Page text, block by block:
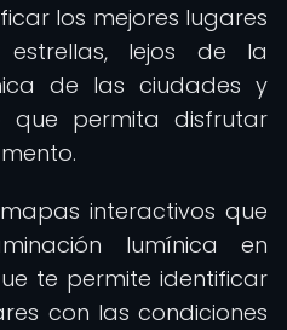
los mejores lugares
lejos de la
de las ciudades y
que permita disfrutar
interactivos que
lumínica en
te permite identificar
con las condiciones